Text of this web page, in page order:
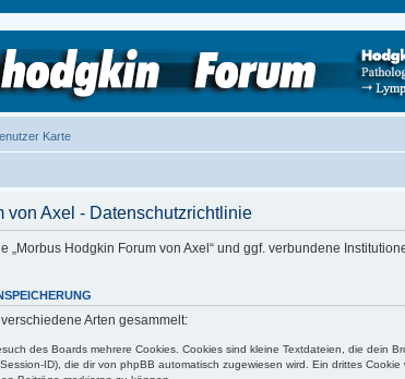
Karte
von Axel - Datenschutzrichtlinie
„Morbus Hodgkin Forum von Axel“ und ggf. verbundene
Arten gesammelt:
des Boards mehrere Cookies. Cookies sind kleine Textdateien, die dein
ID), die dir von phpBB automatisch zugewiesen wird. Ein drittes